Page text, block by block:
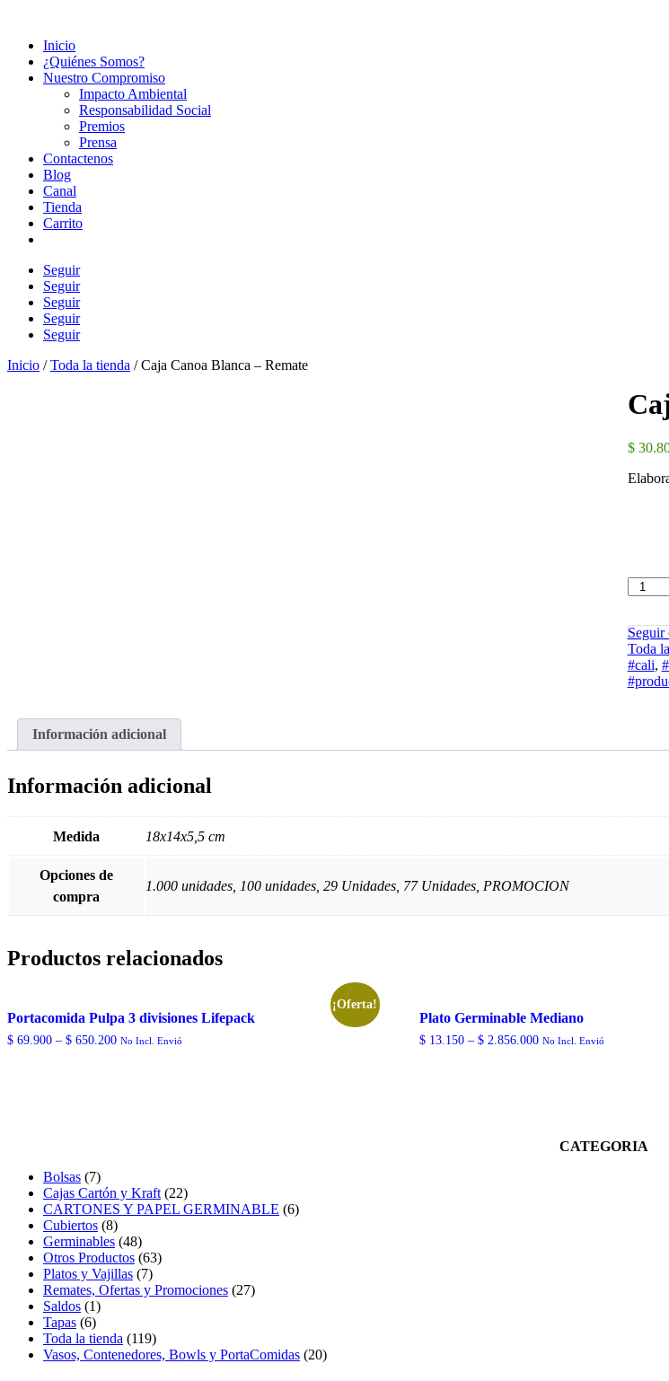
Inicio
¿Quiénes Somos?
Nuestro Compromiso
Impacto Ambiental
Responsabilidad Social
Premios
Prensa
Contactenos
Blog
Canal
Tienda
Carrito
Seguir
Seguir
Seguir
Seguir
Seguir
Inicio /Toda la tienda / Caja Canoa Blanca – Remate
$
Caja
Canoa
-
Remate
Seguir
Toda
#cali,
Información adicional
Información adicional
Medida 18x14x5,5 cm
Opciones de
compra
1.000 unidades, 100 unidades, 29 Unidades, 77 Unidades, PROMOCION
Productos relacionados
¡Oferta!
Portacomida Pulpa 3 divisiones Lifepack
$ 69.900 – $ 650.200 No Incl. Envió
Plato Germinable Mediano
$13.150– $2.856.000 No Incl. Envió
CATEGORIA
Bolsas 77
productos
Cajas Cartón y Kraft 2222
productos
CARTONES Y PAPEL GERMINABLE 66
Cubiertos 88
productos
Germinables 4848
productos
Otros Productos 6363
Platos y Vajillas 77
productos
Remates, Ofertas y Promociones 2727
Saldos 11
producto
Tapas 66
productos
Toda la tienda 119119
productos
Vasos, Contenedores, Bowls y PortaComidas 2020